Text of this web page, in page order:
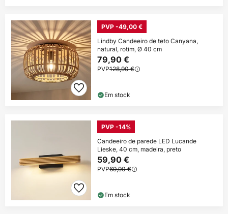
PVP -49,00 €
Lindby Candeeiro de teto Canyana,
natural, rotim, Ø 40 cm
79,90 €
PVP128,90 €
Em stock
PVP -14%
Candeeiro de parede LED Lucande
Lieske, 40 cm, madeira, preto
59,90 €
PVP69,90 €
Em stock